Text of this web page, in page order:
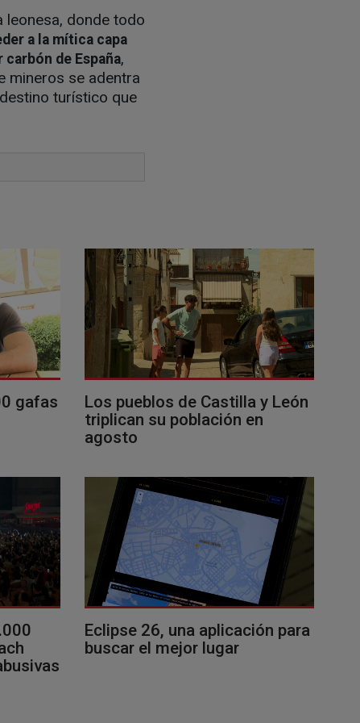
leonesa, donde todo
a la mítica capa
de España,
mineros se adentra
turístico que
gafas
Los pueblos de Castilla y León
triplican su población en
agosto
Eclipse 26, una aplicación para
buscar el mejor lugar